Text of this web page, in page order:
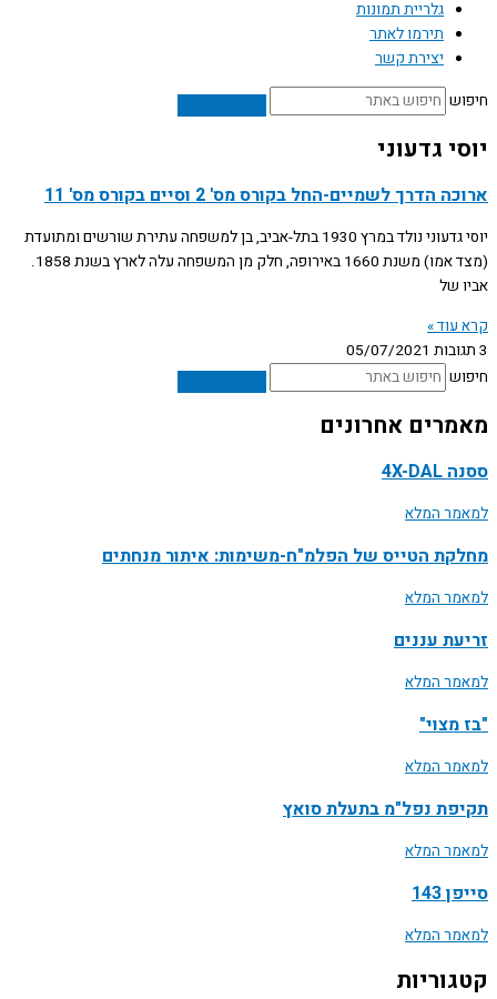
גלריית תמונות
תירמו לאתר
יצירת קשר
חיפוש
יוסי גדעוני
ארוכה הדרך לשמיים-החל בקורס מס' 2 וסיים בקורס מס' 11
יוסי גדעוני נולד במרץ 1930 בתל-אביב, בן למשפחה עתירת שורשים ומתועדת
(מצד אמו) משנת 1660 באירופה, חלק מן המשפחה עלה לארץ בשנת 1858.
אביו של
קרא עוד »
3 תגובות
05/07/2021
חיפוש
מאמרים אחרונים
ססנה 4X-DAL
למאמר המלא
מחלקת הטייס של הפלמ"ח-משימות: איתור מנחתים
למאמר המלא
זריעת עננים
למאמר המלא
"בז מצוי"
למאמר המלא
תקיפת נפל"מ בתעלת סואץ
למאמר המלא
סייפן 143
למאמר המלא
קטגוריות